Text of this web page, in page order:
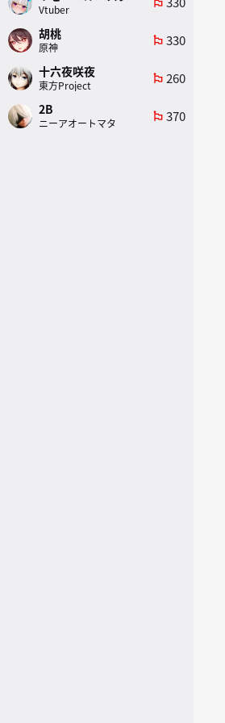
Vtuber
胡桃
原神
emoji_flags 330
十六夜咲夜
東方Project
emoji_flags 260
2B
ニーアオートマタ
emoji_flags 370